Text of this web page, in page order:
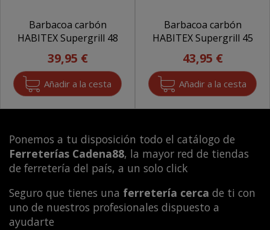
Barbacoa carbón
HABITEX Supergrill 48
39,95 €
Barbacoa carbón
HABITEX Supergrill 45
43,95 €
Ponemos a tu disposición todo el catálogo de
Ferreterías Cadena88, la mayor red de tiendas
de ferretería del país, a un solo click
Seguro que tienes una ferretería cerca de ti con
uno de nuestros profesionales dispuesto a
ayudarte